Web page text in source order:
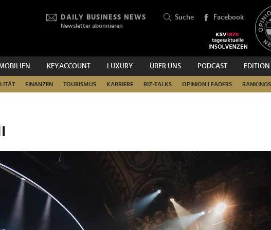
DAILY BUSINESS NEWS
Newsletter abonnieren
Suche Facebook
KEYACCOUNT LUXURY ÜBER UNS PODCAST EDITION
FINANZEN TOURISMUS KARRIERE BIZ-TALKS OPINION LEADERS RANKINGS
SUCHEN